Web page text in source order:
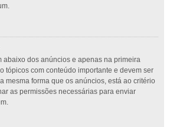
abaixo dos anúncios e apenas na primeira
tópicos com conteúdo importante e devem ser
mesma forma que os anúncios, está ao critério
as permissões necessárias para enviar